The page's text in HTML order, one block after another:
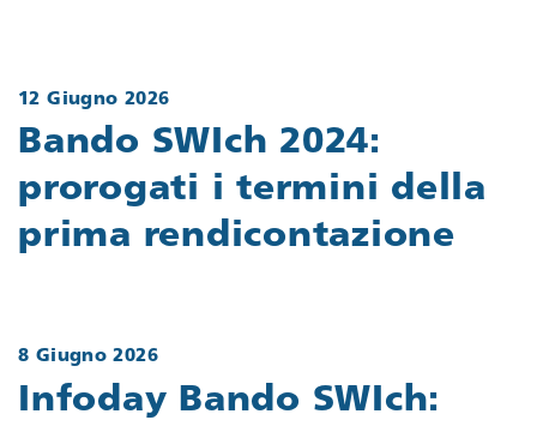
12 Giugno 2026
Bando SWIch 2024:
prorogati i termini della
prima rendicontazione
8 Giugno 2026
Infoday Bando SWIch: